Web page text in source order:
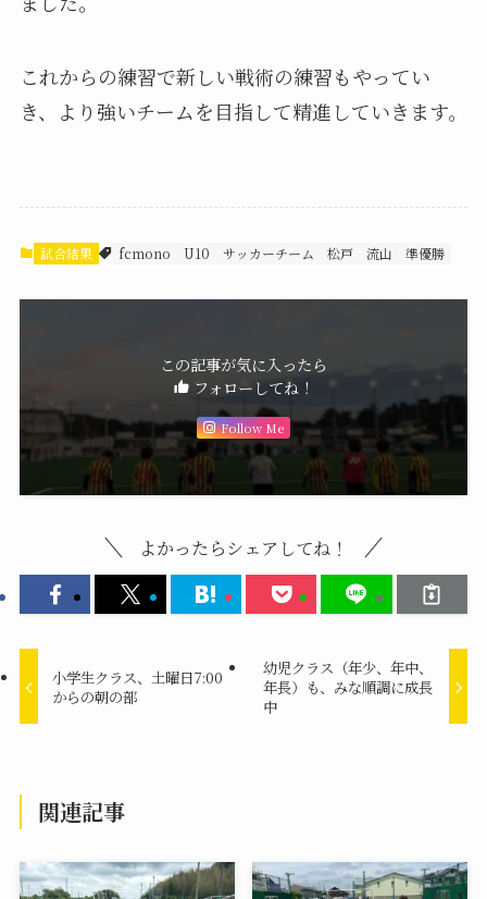
これからの練習で新しい戦術の練習もやってい
き、より強いチームを目指して精進していきます。
試合結果 fcmono U10 サッカーチーム 松戸 流山 準優勝
この記事が気に入ったら
フォローしてね！
Follow Me
よかったらシェアしてね！
小学生クラス、土曜日7:00
からの朝の部
幼児クラス（年少、年中、
年長）も、みな順調に成長
中
関連記事